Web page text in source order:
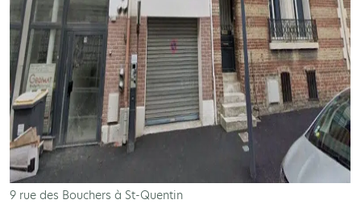
9 rue des Bouchers à St-Quentin